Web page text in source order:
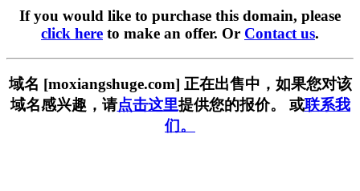
If you would like to purchase this domain, please
click here to make an offer. Or Contact us.
域名 [moxiangshuge.com] 正在出售中，如果您对该
域名感兴趣，请点击这里提供您的报价。 或联系我
们。